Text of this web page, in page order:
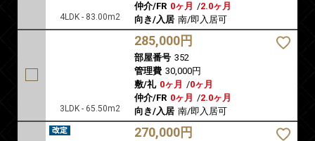
4LDK - 83.00m2
仲介/FR 0ヶ月 /2.0ヶ月
向き/入居 南/即入居可
3LDK - 65.50m2
285,000円
部屋番号 352
管理費 30,000円
敷/礼 0ヶ月 /0ヶ月
仲介/FR 0ヶ月 /2.0ヶ月
向き/入居 南/即入居可
270,000円